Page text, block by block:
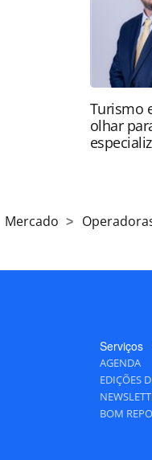
Turismo
olhar
Mercado
Serviços
AGENDA
EDIÇÕES
BOM